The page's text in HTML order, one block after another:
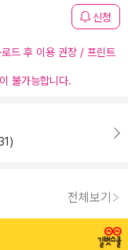
신청
드 후 이용 권장 / 프린트
불가능합니다.
전체보기